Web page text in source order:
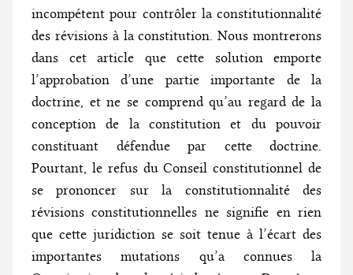
incompétent pour contrôler la constitutionnalité
des révisions à la constitution. Nous montrerons
dans cet article que cette solution emporte
l’approbation d’une partie importante de la
doctrine, et ne se comprend qu’au regard de la
conception de la constitution et du pouvoir
constituant défendue par cette doctrine.
Pourtant, le refus du Conseil constitutionnel de
se prononcer sur la constitutionnalité des
révisions constitutionnelles ne signifie en rien
que cette juridiction se soit tenue à l’écart des
importantes mutations qu’a connues la